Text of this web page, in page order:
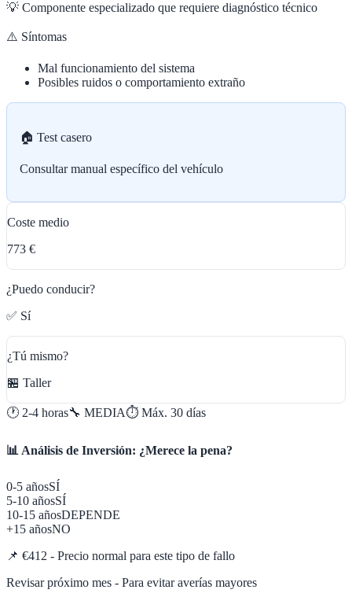
💡 Componente especializado que requiere diagnóstico técnico
⚠️ Síntomas
Mal funcionamiento del sistema
Posibles ruidos o comportamiento extraño
🏠 Test casero
Consultar manual específico del vehículo
Coste medio
773 €
¿Puedo conducir?
✅ Sí
¿Tú mismo?
🏪 Taller
🕐 2-4 horas🔧 MEDIA⏱️ Máx. 30 días
📊 Análisis de Inversión: ¿Merece la pena?
0-5 añosSÍ
5-10 añosSÍ
10-15 añosDEPENDE
+15 añosNO
📌 €412 - Precio normal para este tipo de fallo
Revisar próximo mes - Para evitar averías mayores